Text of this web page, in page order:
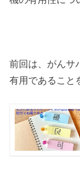
前回は、がんサ
有用であること